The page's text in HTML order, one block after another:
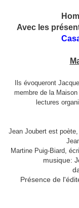
Avec les
Ils évoqueront
membre de la
lectures
Jean Joubert est
Martine Puig-Biard,
musique:
Présence de